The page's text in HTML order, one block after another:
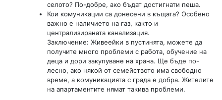
селото? По-добре, ако бъдат достигнати пеша.
Кои комуникации са донесени в къщата? Особено
важно е наличието на газ, както и
централизираната канализация.
Заключение: Живеейки в пустинята, можете да
получите много проблеми с работа, обучение на
деца и дори закупуване на храна. Ще бъде по-
лесно, ако някой от семейството има свободно
време, а комуникацията с града е добра. Жителите
на апартаментите нямат такива проблеми.